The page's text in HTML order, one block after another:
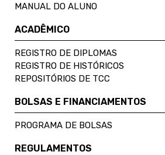
MANUAL DO ALUNO
ACADÊMICO
REGISTRO DE DIPLOMAS
REGISTRO DE HISTÓRICOS
REPOSITÓRIOS DE TCC
BOLSAS E FINANCIAMENTOS
PROGRAMA DE BOLSAS
REGULAMENTOS